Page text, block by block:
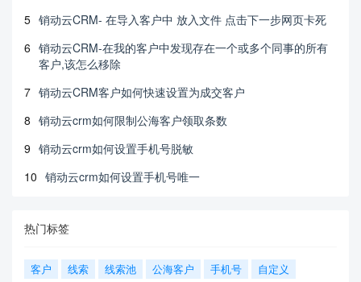
5 销动云CRM- 在导入客户中 放入文件 点击下一步网页卡死
6 销动云CRM-在我的客户中发现存在一个或多个同事的所有
客户,该怎么移除
7 销动云CRM客户如何快速设置为成交客户
8 销动云crm如何限制公海客户领取条数
9 销动云crm如何设置手机号脱敏
10 销动云crm如何设置手机号唯一
热门标签
客户 线索 线索池 公海客户 手机号
自定义